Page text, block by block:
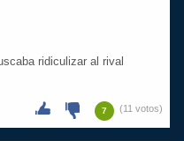
ridiculizar al rival
7 (11 votos)